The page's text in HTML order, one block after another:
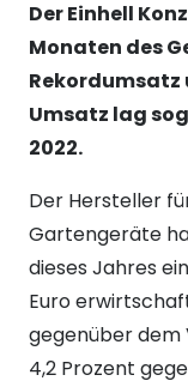
Der Einhell
Monaten des
Rekordumsatz
Umsatz lag
2022.
Der Hersteller
Gartengeräte
dieses Jahres
Euro
gegenüber dem
4,2 Prozent